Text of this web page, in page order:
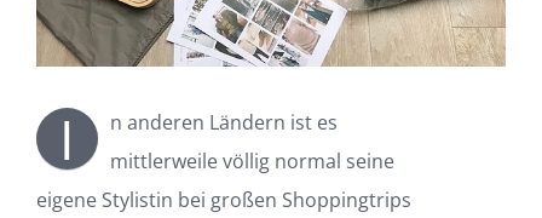
I
n anderen Ländern ist es
mittlerweile völlig normal seine
eigene Stylistin bei großen Shoppingtrips